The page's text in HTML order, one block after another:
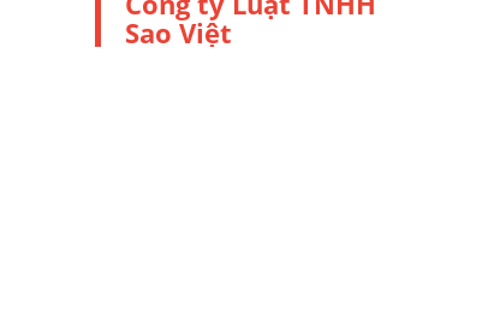
Sao Việt